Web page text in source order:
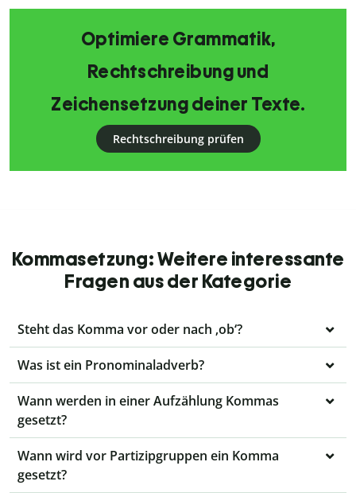
Optimiere Grammatik,
Rechtschreibung und
Zeichensetzung deiner Texte.
Rechtschreibung prüfen
Kommasetzung: Weitere interessante
Fragen aus der Kategorie
Steht das Komma vor oder nach ‚ob‘?
Was ist ein Pronominaladverb?
Wann werden in einer Aufzählung Kommas
gesetzt?
Wann wird vor Partizipgruppen ein Komma
gesetzt?